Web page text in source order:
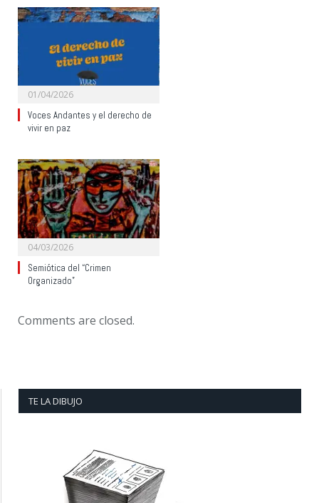
01/04/2026
Voces Andantes y el derecho de
vivir en paz
04/03/2026
Semiótica del “Crimen
Organizado”
Comments are closed.
TE LA DIBUJO